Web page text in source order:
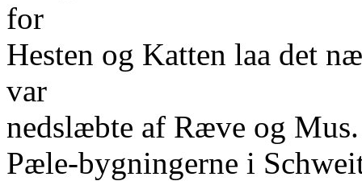
for
Hesten og Katten laa det
var
nedslæbte af Ræve og
Pæle-bygningerne i